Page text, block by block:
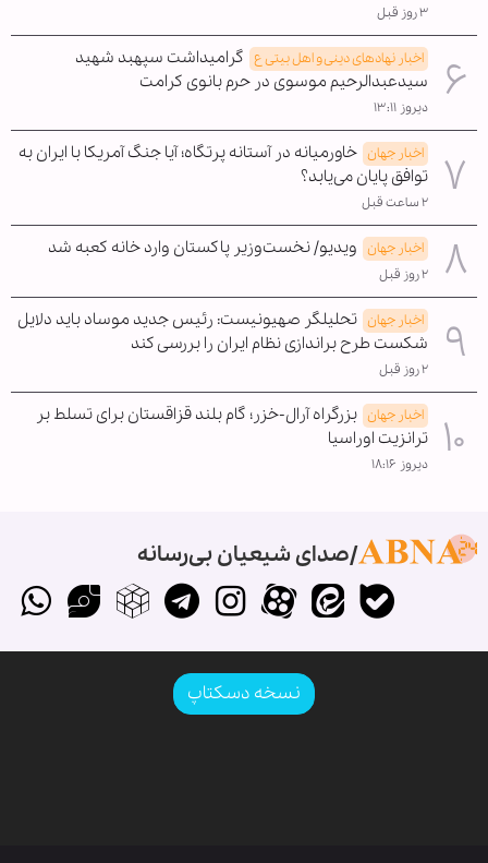
۳ روز قبل
اخبار نهادهای دینی و اهل بیتی ع گرامیداشت سپهبد شهید
سیدعبدالرحیم موسوی در حرم بانوی کرامت
دیروز ۱۳:۱۱
اخبار جهان خاورمیانه در آستانه پرتگاه؛ آیا جنگ آمریکا با ایران به
توافق پایان می‌یابد؟
۲ ساعت قبل
اخبار جهان ویدیو/ نخست‌وزیر پاکستان وارد خانه کعبه شد
۲ روز قبل
اخبار جهان تحلیلگر صهیونیست: رئیس جدید موساد باید دلایل
شکست طرح براندازی نظام ایران را بررسی کند
۲ روز قبل
اخبار جهان بزرگراه آرال-خزر؛ گام بلند قزاقستان برای تسلط بر
ترانزیت اوراسیا
دیروز ۱۸:۱۶
صدای شیعیان بی‌رسانه
نسخه دسکتاپ